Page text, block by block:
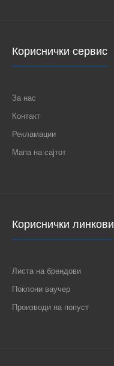
Кориснички сервис
За нас
Контакт
Рекламации
Мапа на сајтот
Кориснички линкови
Листа на брендови
Поклони ваучер
Производи на попуст